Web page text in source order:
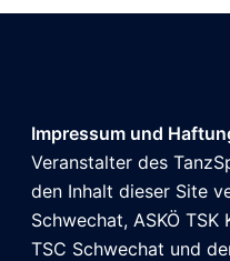
Impressum und
Veranstalter des
den Inhalt dieser Site
Schwechat, ASKÖ
TSC Schwechat und